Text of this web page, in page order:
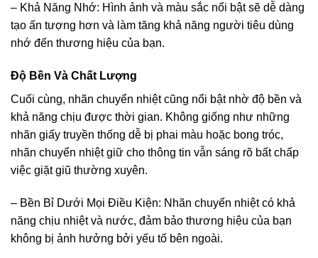
– Khả Năng Nhớ: Hình ảnh và màu sắc nổi bật sẽ dễ dàng
tạo ấn tượng hơn và làm tăng khả năng người tiêu dùng
nhớ đến thương hiệu của bạn.
Độ Bền Và Chất Lượng
Cuối cùng, nhãn chuyển nhiệt cũng nổi bật nhờ độ bền và
khả năng chịu được thời gian. Không giống như những
nhãn giấy truyền thống dễ bị phai màu hoặc bong tróc,
nhãn chuyển nhiệt giữ cho thông tin vẫn sáng rõ bất chấp
việc giặt giũ thường xuyên.
– Bền Bỉ Dưới Mọi Điều Kiện: Nhãn chuyển nhiệt có khả
năng chịu nhiệt và nước, đảm bảo thương hiệu của bạn
không bị ảnh hưởng bởi yếu tố bên ngoài.